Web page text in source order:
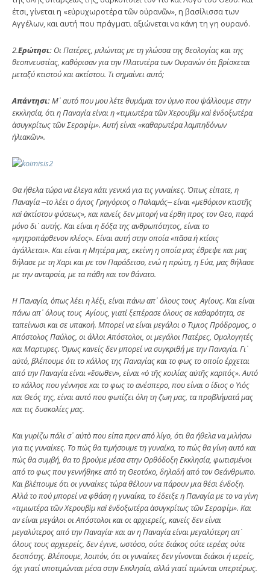
έτσι, γίνεται η «εὐρυχωροτέρα τῶν οὐρανῶν», η βασίλισσα των
Αγγέλων, και αυτή που πράγματι αξιώνεται να κάνη τη γη ουρανό.
2.Ερώτησι: Οι Πατέρες, μιλώντας με τη γλώσσα της θεολογίας και της
θεοπνευστίας, καθόρισαν για την Πλατυτέρα των Ουρανών ότι βρίσκεται
μεταξύ κτιστού και ακτίστου. Τι σημαίνει αυτό;
Απάντησι:Μ᾿ αυτό που μου λέτε θυμάμαι τον ύμνο που ψάλλουμε στην
εκκλησία, ότι η Παναγία είναι η «τιμιωτέρα τῶν Χερουβὶμ καὶ ἐνδοξωτέρα
ἀσυγκρίτως τῶν Σεραφίμ». Αυτή είναι «καθαρωτέρα λαμπηδόνων
ἡλιακῶν».
Θα ήθελα τώρα να έλεγα κάτι γενικά για τις γυναίκες. Όπως είπατε, η
Παναγία ‒το λέει ο άγιος Γρηγόριος ο Παλαμάς‒ είναι «μεθόριον κτιστῆς
καὶ ἀκτίστου φύσεως», και κανείς δεν μπορή να έρθη προς τον Θεο, παρά
μόνο δι᾿ αυτής. Και είναι η δόξα της ανθρωπότητος, είναι το
«μητροπάρθενον κλέος». Είναι αυτή στην οποία «πᾶσα ἡ κτίσις
ἀγάλλεται». Και είναι η Μητέρα μας, εκείνη η οποία μας έθρεψε και μας
θήλασε με τη Χαρι και με τον Παράδεισο, ενώ η πρώτη, η Εύα, μας θήλασε
με την ανταρσία, με τα πάθη και τον θάνατο.
Η Παναγία, όπως λέει η λέξι, είναι πάνω απ᾿ όλους τους Αγίους. Και είναι
πάνω απ᾿ όλους τους Αγίους, γιατί ξεπέρασε όλους σε καθαρότητα, σε
ταπείνωσι και σε υπακοή. Μπορεί να είναι μεγάλοι ο Τιμιος Πρόδρομος, ο
Απόστολος Παύλος, οι άλλοι Απόστολοι, οι μεγάλοι Πατέρες, Ομολογητές
και Μαρτυρες. Όμως κανείς δεν μπορεί να συγκριθή με την Παναγία. Γι᾿
αὐτό, βλέπουμε ότι το κάλλος της Παναγίας και το φως το οποίο έρχεται
από την Παναγία είναι «ἔσωθεν», είναι «ὁ τῆς κοιλίας αὐτῆς καρπός». Αυτό
το κάλλος που γέννησε και το φως το ανέσπερο, που είναι ο ίδιος ο Υιός
και Θεός της, είναι αυτό που φωτίζει όλη τη ζωη μας, τα προβλήματά μας
και τις δυσκολίες μας.
Και γυρίζω πάλι σ᾿ αὐτὸ που είπα πριν από λίγο, ότι θα ήθελα να μιλήσω
για τις γυναίκες. Το πώς θα τιμήσουμε τη γυναίκα, το πώς θα γίνη αυτό και
πώς θα συμβή, θα το βρούμε μέσα στην Ορθόδοξη Εκκλησία, φωτισμένοι
από το φως που γεννήθηκε από τη Θεοτόκο, δηλαδή από τον Θεάνθρωπο.
Και βλέπουμε ότι οι γυναίκες τώρα θέλουν να πάρουν μια θέσι ένδοξη.
Αλλά το πού μπορεί να φθάση η γυναίκα, το έδειξε η Παναγία με το να γίνη
«τιμιωτέρα τῶν Χερουβὶμ καὶ ἐνδοξωτέρα ἀσυγκρίτως τῶν Σεραφίμ». Και
αν είναι μεγάλοι οι Απόστολοι και οι αρχιερείς, κανείς δεν είναι
μεγαλύτερος από την Παναγία· και αν η Παναγία είναι μεγαλύτερη απ᾿
όλους τους αρχιερείς, δεν έγινε, ωστόσο, ούτε διάκος ούτε ιερέας ούτε
δεσπότης. Βλέπουμε, λοιπόν, ότι οι γυναίκες δεν γίνονται διάκοι ή ιερείς,
όχι γιατί υποτιμώνται μέσα στην Εκκλησία, αλλά γιατί τιμώνται υπερτέρως.